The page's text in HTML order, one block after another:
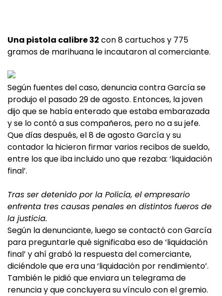
Una pistola calibre 32 con 8 cartuchos y 775
gramos de marihuana le incautaron al comerciante.
Según fuentes del caso, denuncia contra García se
produjo el pasado 29 de agosto. Entonces, la joven
dijo que se había enterado que estaba embarazada
y se lo contó a sus compañeros, pero no a su jefe.
Que días después, el 8 de agosto García y su
contador la hicieron firmar varios recibos de sueldo,
entre los que iba incluido uno que rezaba: ‘liquidación
final’.
Tras ser detenido por la Policía, el empresario
enfrenta tres causas penales en distintos fueros de
la justicia.
Según la denunciante, luego se contactó con García
para preguntarle qué significaba eso de ‘liquidación
final’ y ahí grabó la respuesta del comerciante,
diciéndole que era una ‘liquidación por rendimiento’.
También le pidió que enviara un telegrama de
renuncia y que concluyera su vínculo con el gremio.